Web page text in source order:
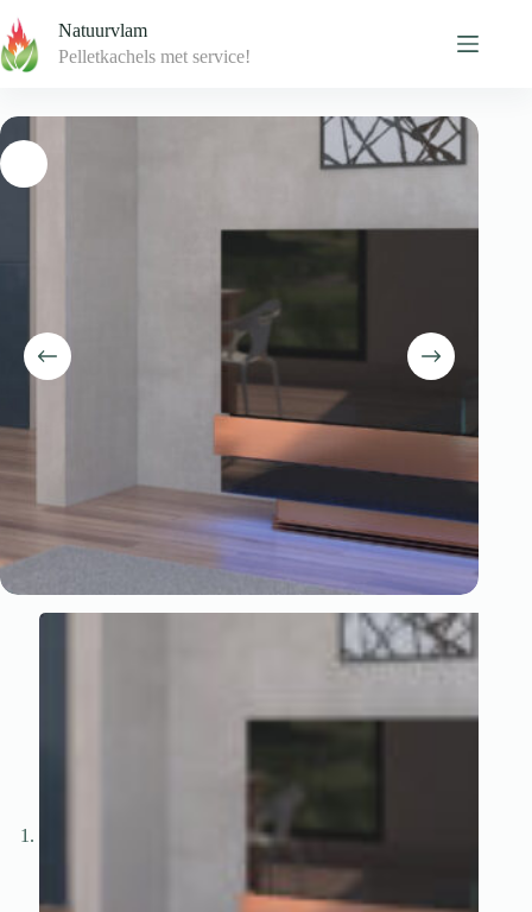
to
content
Natuurvlam
Pelletkachels met service!